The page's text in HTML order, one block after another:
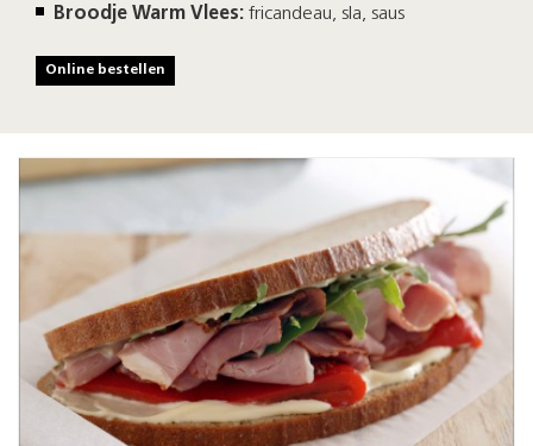
Broodje Warm Vlees: fricandeau, sla, saus
Online bestellen